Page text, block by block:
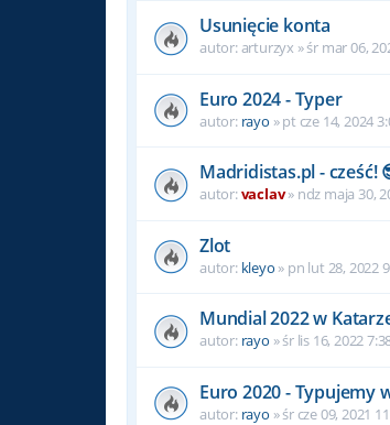
Usunięcie konta
autor:arturzyx »śr mar 06,
Euro 2024 - Typer
autor: rayo »pt cze 14, 2024
Madridistas.pl - cześć!
autor:vaclav» ndz maja 30,
Zlot
autor: kleyo » pn lut 28, 2022
Mundial 2022 w
autor: rayo »śr lis 16, 2022
Euro 2020 - Typujemy
autor: rayo »śr cze 09, 2021